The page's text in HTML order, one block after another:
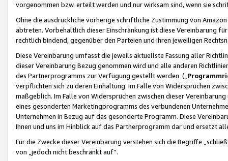
vorgenommen bzw. erteilt werden und nur wirksam sind, wenn sie
Ohne die ausdrückliche vorherige schriftliche Zustimmung von
abtreten. Vorbehaltlich dieser Einschränkung ist diese Vereinbarung
rechtlich bindend, gegenüber den Parteien und ihren jeweiligen
Diese Vereinbarung umfasst die jeweils aktuellste Fassung aller
dieser Vereinbarung Bezug genommen wird und alle anderen
des Partnerprogramms zur Verfügung gestellt werden („
verpflichten sich zu deren Einhaltung. Im Falle von Widersprüchen
maßgeblich. Im Falle von Widersprüchen zwischen dieser
eines gesonderten Marketingprogramms des verbundenen
Unternehmen in Bezug auf das gesonderte Programm. Diese
Ihnen und uns im Hinblick auf das Partnerprogramm dar und ersetzt
Für die Zwecke dieser Vereinbarung verstehen sich die Begriffe
von „jedoch nicht beschränkt auf“.